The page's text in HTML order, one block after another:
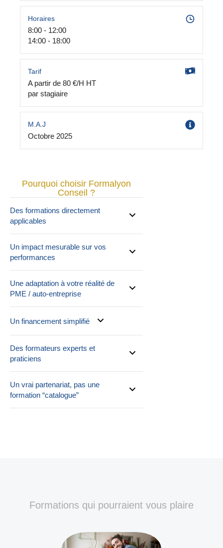
Horaires
8:00 - 12:00
14:00 - 18:00
Tarif
A partir de 80 €/H HT
par stagiaire
M.A.J
Octobre 2025
Pourquoi choisir Formalyon
Conseil ?
Des formations directement
applicables
Un impact mesurable sur vos
performances
Une adaptation à votre réalité de
PME / auto-entreprise
Un financement simplifié
Des formateurs experts et
praticiens
Un vrai partenariat, pas une
formation “catalogue”
Formations qui pourraient vous plaire